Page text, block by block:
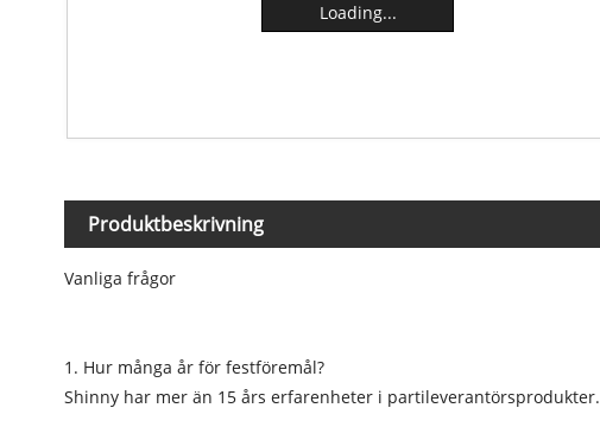
Loading...
Produktbeskrivning
Vanliga frågor
1. Hur många år för festföremål?
Shinny har mer än 15 års erfarenheter i partileverantörsprodukter.